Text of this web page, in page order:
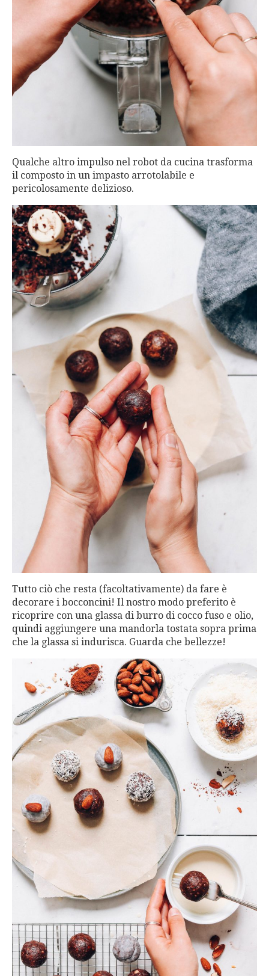
Qualche altro impulso nel robot da cucina trasforma
il composto in un impasto arrotolabile e
pericolosamente delizioso.
Tutto ciò che resta (facoltativamente) da fare è
decorare i bocconcini! Il nostro modo preferito è
ricoprire con una glassa di burro di cocco fuso e olio,
quindi aggiungere una mandorla tostata sopra prima
che la glassa si indurisca. Guarda che bellezze!